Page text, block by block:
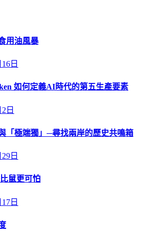
用油風暴
日
如何定義AI時代的第五生產要素
日
「極端獨」─尋找兩岸的歷史共鳴箱
日
鼠更可怕
日